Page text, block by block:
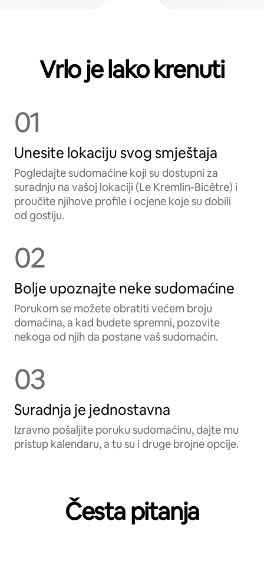
Vrlo je lako krenuti
01
Unesite lokaciju svog smještaja
Pogledajte sudomaćine koji su dostupni za
suradnju na vašoj lokaciji (Le Kremlin-Bicêtre) i
proučite njihove profile i ocjene koje su dobili
od gostiju.
02
Bolje upoznajte neke sudomaćine
Porukom se možete obratiti većem broju
domaćina, a kad budete spremni, pozovite
nekoga od njih da postane vaš sudomaćin.
03
Suradnja je jednostavna
Izravno pošaljite poruku sudomaćinu, dajte mu
pristup kalendaru, a tu su i druge brojne opcije.
Česta pitanja